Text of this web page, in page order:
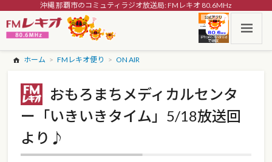
沖縄 那覇市のコミュティラジオ放送局: FMレキオ 80.6MHz
ホーム FMレキオ便り ON AIR
おもろまちメディカルセンタ
ー「いきいきタイム」5/18放送回
より♪